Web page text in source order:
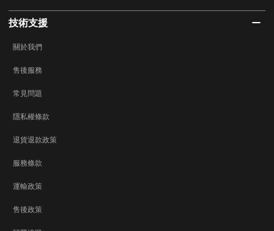
技術支援
關於我們
售後服務
常見問題
隱私權條款
退貨退款政策
服務條款
運輸政策
售後政策